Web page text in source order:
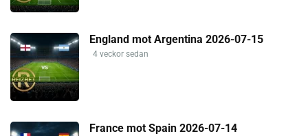
England mot Argentina 2026-07-15
4 veckor sedan
France mot Spain 2026-07-14